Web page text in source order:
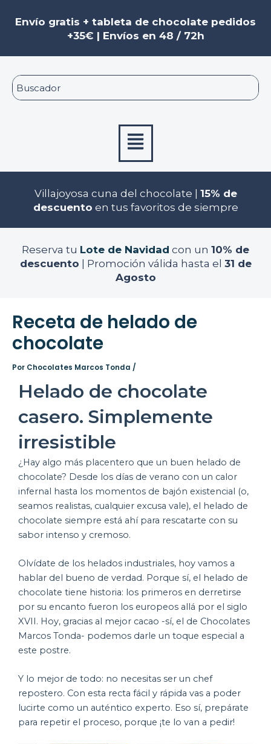
Envío gratis + tableta de chocolate pedidos
+35€ | Envíos en 48 / 72h
Menú
Villajoyosa cuna del chocolate | 15% de
descuento en tus favoritos de siempre
Reserva tu Lote de Navidad con un 10% de
descuento | Promoción válida hasta el 31 de
Agosto
Receta de helado de
chocolate
Por Chocolates Marcos Tonda /
Helado de chocolate
casero. Simplemente
irresistible
¿Hay algo más placentero que un buen helado de
chocolate? Desde los días de verano con un calor
infernal hasta los momentos de bajón existencial (o,
seamos realistas, cualquier excusa vale), el helado de
chocolate siempre está ahí para rescatarte con su
sabor intenso y cremoso.
Olvídate de los helados industriales, hoy vamos a
hablar del bueno de verdad. Porque sí, el helado de
chocolate tiene historia: los primeros en derretirse
por su encanto fueron los europeos allá por el siglo
XVII. Hoy, gracias al mejor cacao -sí, el de Chocolates
Marcos Tonda- podemos darle un toque especial a
este postre.
Y lo mejor de todo: no necesitas ser un chef
repostero. Con esta recta fácil y rápida vas a poder
lucirte como un auténtico experto. Eso sí, prepárate
para repetir el proceso, porque ¡te lo van a pedir!
de